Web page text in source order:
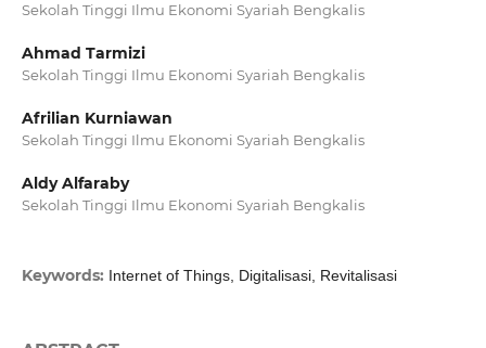
Sekolah Tinggi Ilmu Ekonomi Syariah Bengkalis
Ahmad Tarmizi
Sekolah Tinggi Ilmu Ekonomi Syariah Bengkalis
Afrilian Kurniawan
Sekolah Tinggi Ilmu Ekonomi Syariah Bengkalis
Aldy Alfaraby
Sekolah Tinggi Ilmu Ekonomi Syariah Bengkalis
Keywords: Internet of Things, Digitalisasi, Revitalisasi